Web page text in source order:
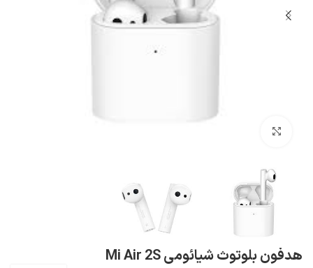
هدفون بلوتوث شیائومی Mi Air 2S